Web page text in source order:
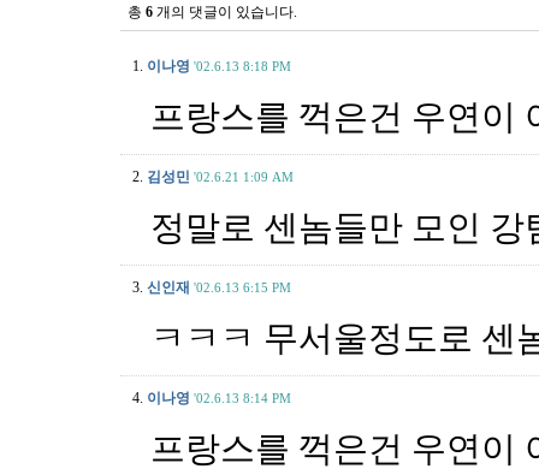
총 6 개의 댓글이 있습니다.
1. 이나영 '02.6.13 8:18 PM
프랑스를 꺽은건 우연이
2. 김성민 '02.6.21 1:09 AM
정말로 센놈들만 모인
3. 신인재 '02.6.13 6:15 PM
ㅋㅋㅋ 무서울정도로 센
4. 이나영 '02.6.13 8:14 PM
프랑스를 꺽은건 우연이